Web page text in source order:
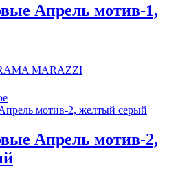
Апрель мотив-1,
MARAZZI
Апрель мотив-2,